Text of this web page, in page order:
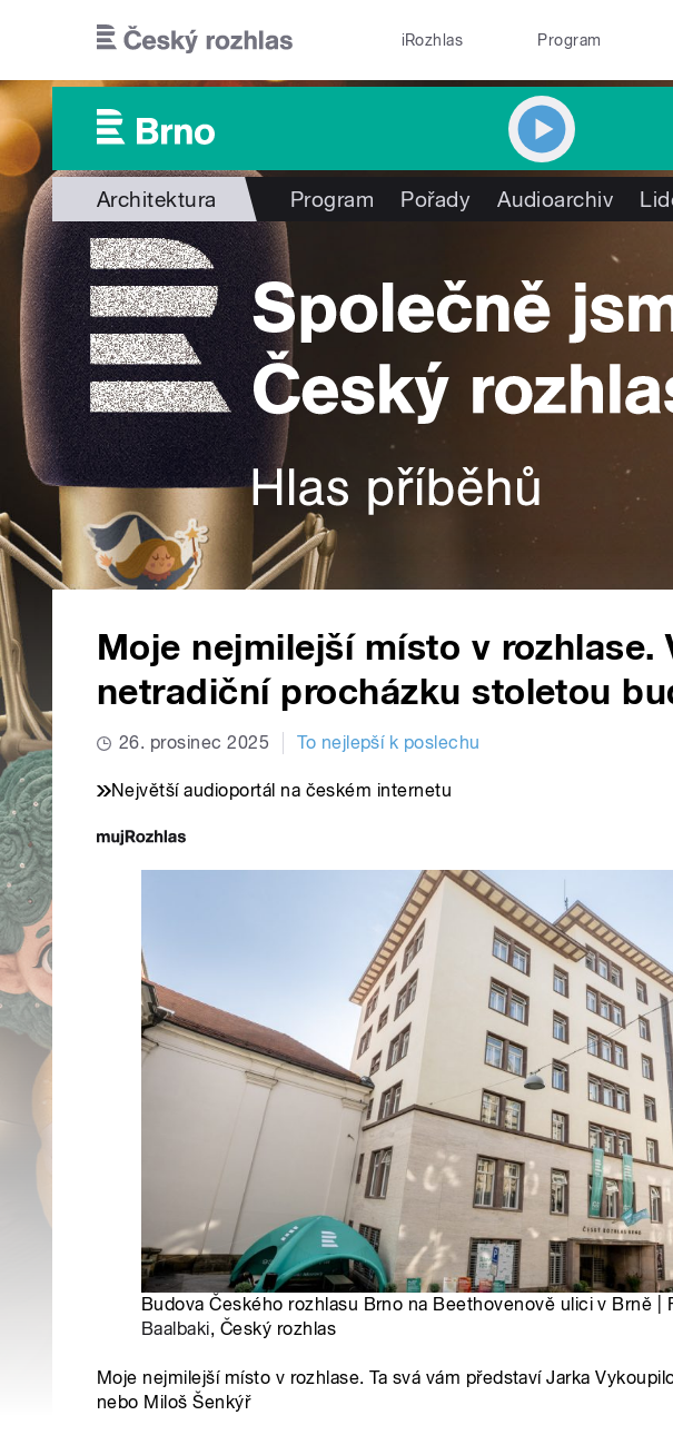
iRozhlas Program
Architektura Program Pořady Audioarchiv
Moje nejmilejší místo v rozhlase.
netradiční procházku stoletou
26. prosinec 2025 To nejlepší k poslechu
Největší audioportál na českém internetu
Budova Českého rozhlasu Brno na Beethovenově ulici v Brně |
Baalbaki, Český rozhlas
Moje nejmilejší místo v rozhlase. Ta svá vám představí Jarka
nebo Miloš Šenkýř